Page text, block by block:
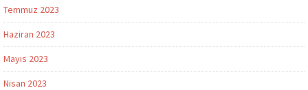
Temmuz 2023
Haziran 2023
Mayıs 2023
Nisan 2023